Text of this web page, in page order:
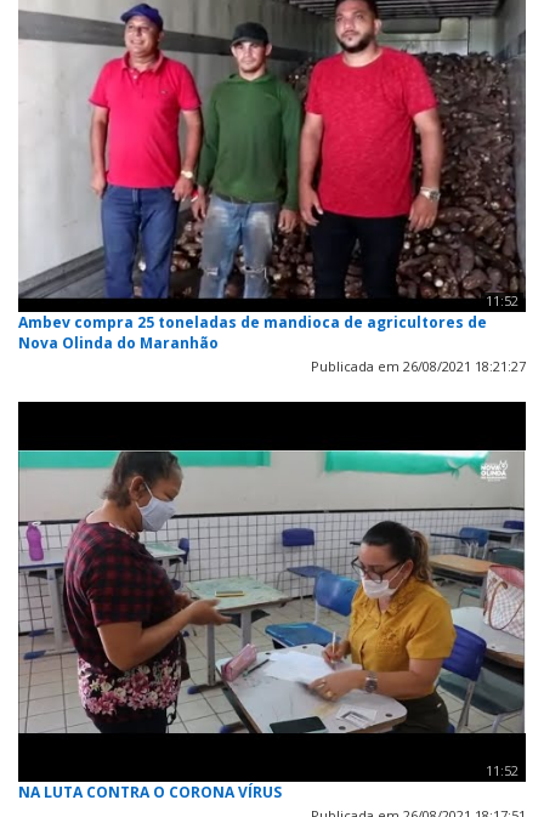
11:52
Ambev compra 25 toneladas de mandioca de agricultores de
Nova Olinda do Maranhão
Publicada em 26/08/2021 18:21:27
11:52
NA LUTA CONTRA O CORONA VÍRUS